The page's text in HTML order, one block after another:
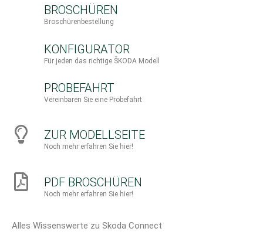
BROSCHÜREN
Broschürenbestellung
KONFIGURATOR
Für jeden das richtige ŠKODA Modell
PROBEFAHRT
Vereinbaren Sie eine Probefahrt
ZUR MODELLSEITE
Noch mehr erfahren Sie hier!
PDF BROSCHÜREN
Noch mehr erfahren Sie hier!
Alles Wissenswerte zu Skoda Connect